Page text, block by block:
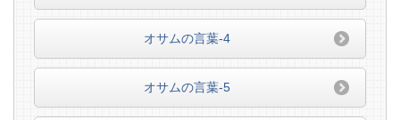
オサムの言葉-4
オサムの言葉-5